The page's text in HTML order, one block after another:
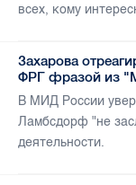
всех, кому
Захарова
ФРГ фразой из
В МИД России
Ламбсдорф "не
деятельности.